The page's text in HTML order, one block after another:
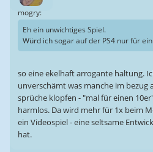
mogry:
Eh ein unwichtiges Spiel.
Würd ich sogar auf der PS4 nur für
so eine ekelhaft arrogante haltung.
unverschämt was manche im bezug
sprüche klopfen - "mal für einen
harmlos. Da wird mehr für 1x beim
ein Videospiel - eine seltsame
hat.